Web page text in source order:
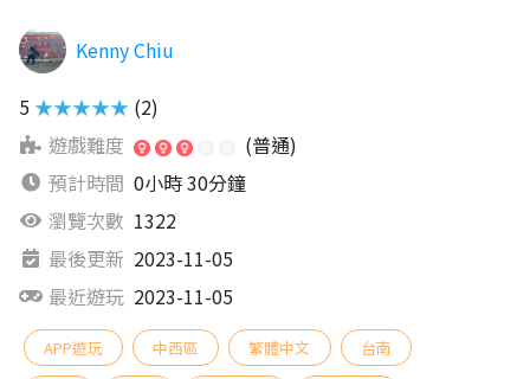
Kenny Chiu
5 ★★★★★ (2)
遊戲難度
(普通)
預計時間 0小時 30分鐘
瀏覽次數 1322
最後更新 2023-11-05
最近遊玩 2023-11-05
APP遊玩 中西區 繁體中文 台南